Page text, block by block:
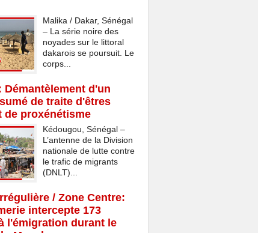
Malika / Dakar, Sénégal
– La série noire des
noyades sur le littoral
dakarois se poursuit. Le
corps...
Démantèlement d'un
de traite d'êtres
de proxénétisme
Kédougou, Sénégal –
L’antenne de la Division
nationale de lutte contre
le trafic de migrants
(DNLT)...
/ Zone Centre:
intercepte 173
l'émigration durant le